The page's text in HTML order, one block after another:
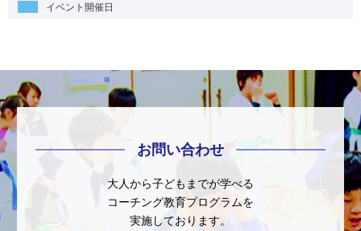
イベント開催日
お問い合わせ
大人から子どもまでが学べる
コーチング教育プログラムを
実施しております。